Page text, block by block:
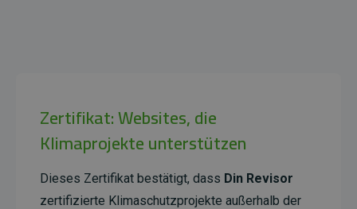
Zertifikat: Websites, die
Klimaprojekte unterstützen
Dieses Zertifikat bestätigt, dass Din Revisor
zertifizierte Klimaschutzprojekte außerhalb der